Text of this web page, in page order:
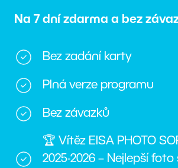
Na 7 dní zdarma a bez
Bez zadání karty
Plná verze programu
Bez závazků
🏆 Vítěz EISA PHOTO
2025-2026 – Nejlepší